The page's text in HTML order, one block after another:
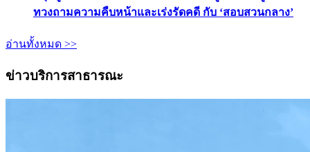
ทวงถามความคืบหน้าและเร่งรัดคดี กับ ‘สอบสวนกลาง’
อ่านทั้งหมด >>
ข่าวบริการสาธารณะ